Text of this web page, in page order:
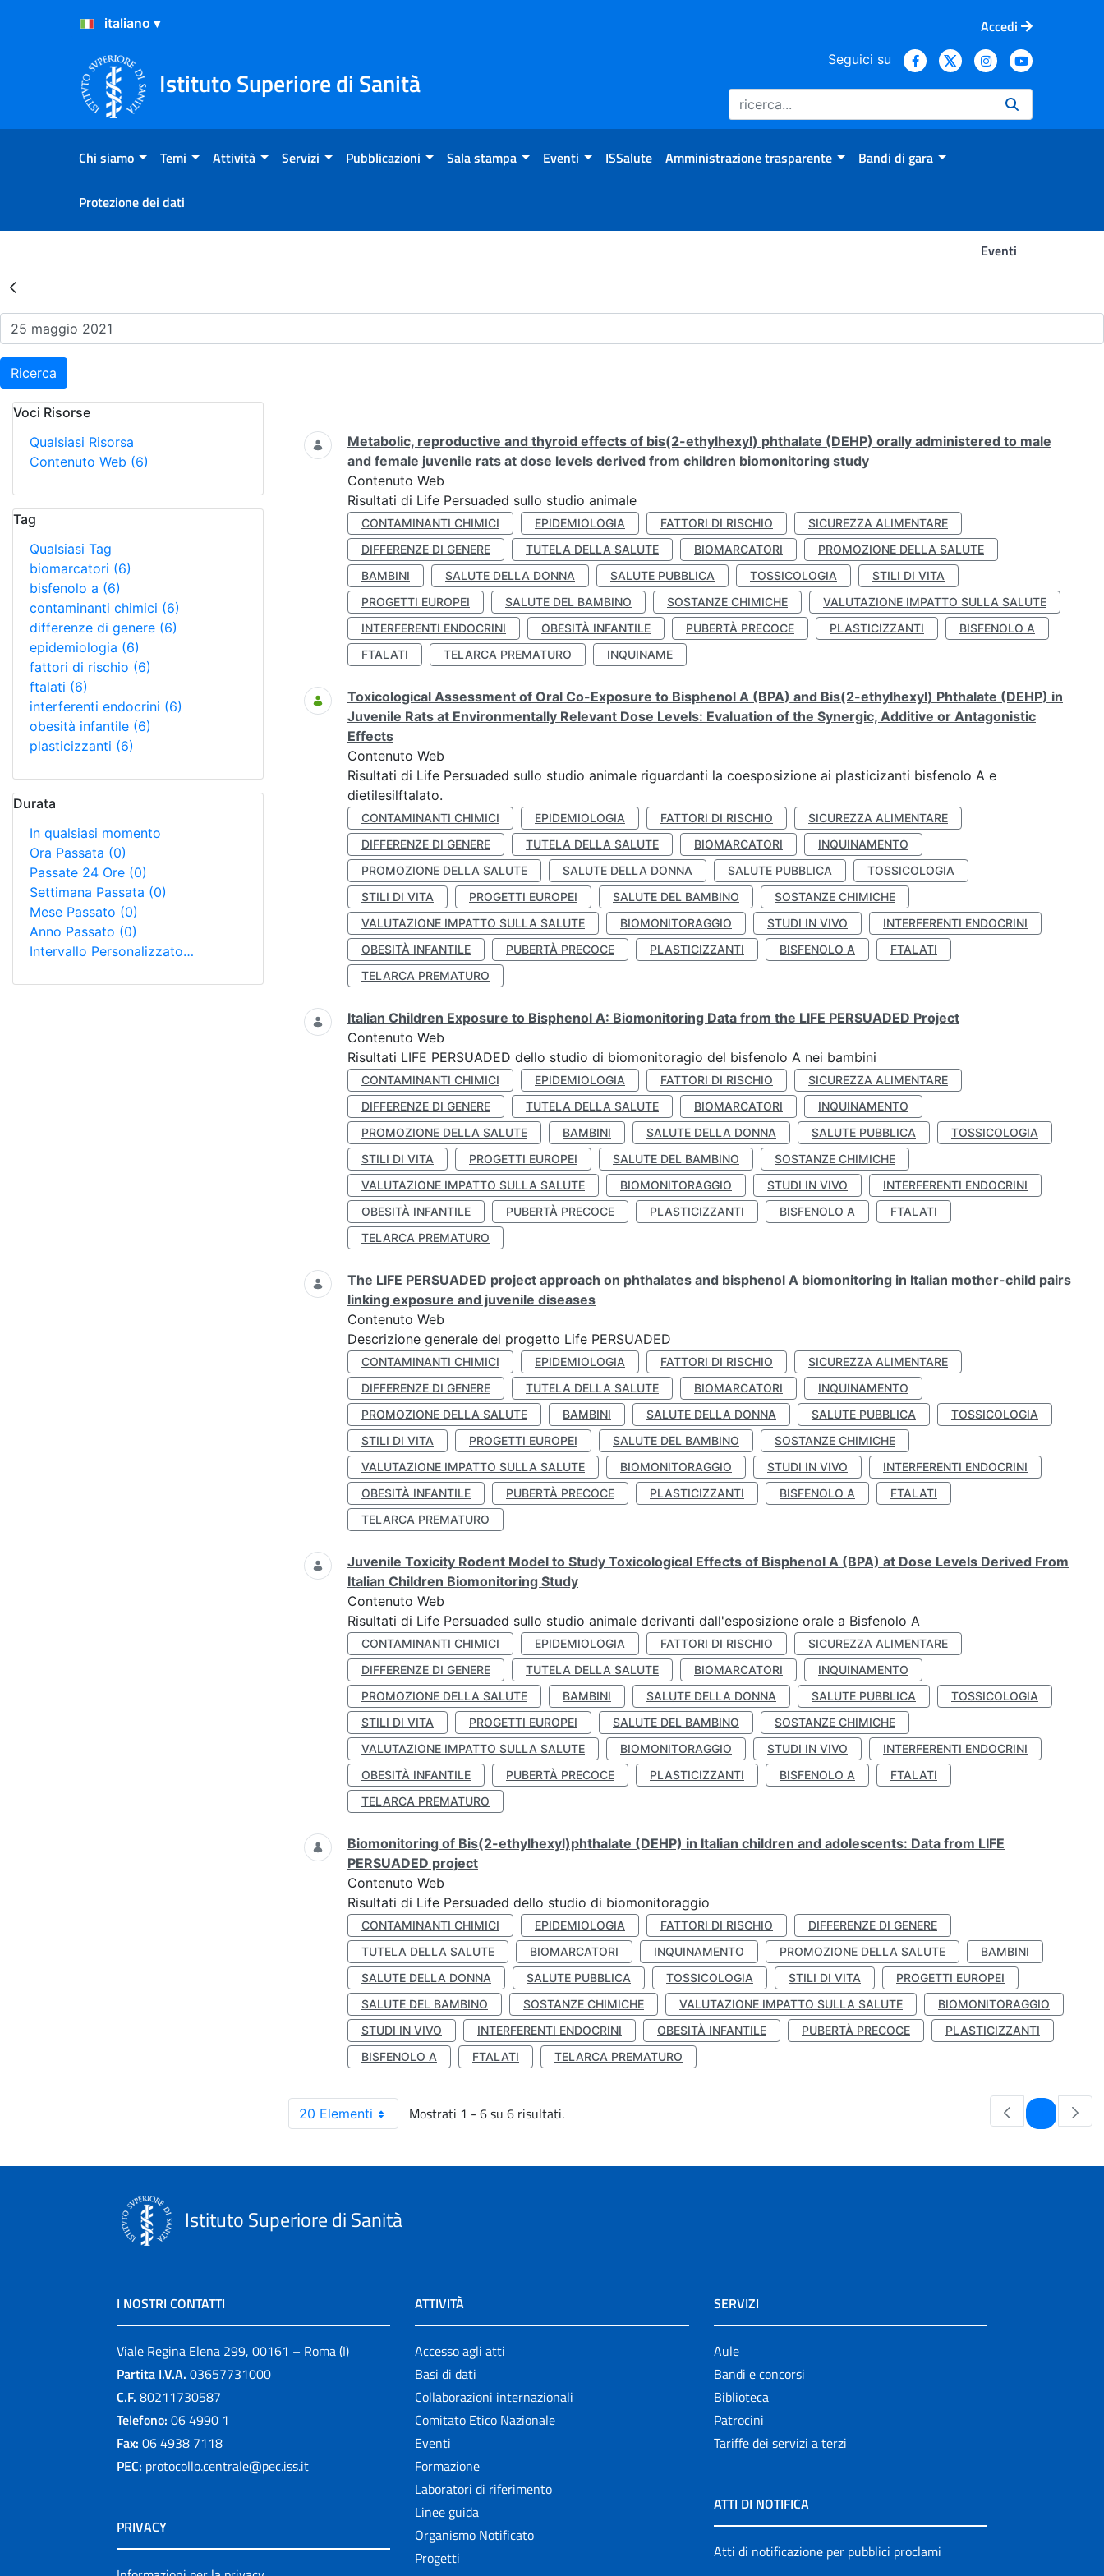
Salta al Contenuto
Salta al Footer
Accedi
Istituto Superiore di Sanità
Seguici su
Chi siamo Temi Attività Servizi Pubblicazioni Sala stampa Eventi ISSalute Amministrazione trasparente Bandi di gara
Protezione dei dati
Eventi
Risultati della Ricerca - Eventi
Ricerca
Voci Risorse
Qualsiasi Risorsa
Contenuto Web (6)
Tag
Qualsiasi Tag
biomarcatori (6)
bisfenolo a (6)
contaminanti chimici (6)
differenze di genere (6)
epidemiologia (6)
fattori di rischio (6)
ftalati (6)
interferenti endocrini (6)
obesità infantile (6)
plasticizzanti (6)
Durata
In qualsiasi momento
Ora Passata (0)
Passate 24 Ore (0)
Settimana Passata (0)
Mese Passato (0)
Anno Passato (0)
Intervallo Personalizzato…
Ricerca
Metabolic, reproductive and thyroid effects of bis(2-ethylhexyl) phthalate (DEHP) orally administered to male
and female juvenile rats at dose levels derived from children biomonitoring study
Contenuto Web
Risultati di Life Persuaded sullo studio animale
CONTAMINANTI CHIMICI EPIDEMIOLOGIA FATTORI DI RISCHIO
SICUREZZA ALIMENTARE
DIFFERENZE DI GENERE
TUTELA DELLA SALUTE BIOMARCATORI
PROMOZIONE DELLA SALUTE
BAMBINI
SALUTE DELLA DONNA SALUTE PUBBLICA TOSSICOLOGIA
STILI DI VITA
PROGETTI EUROPEI
SALUTE DEL BAMBINO SOSTANZE CHIMICHE
VALUTAZIONE IMPATTO SULLA SALUTE
INTERFERENTI ENDOCRINI
OBESITÀ INFANTILE PUBERTÀ PRECOCE PLASTICIZZANTI
BISFENOLO A
FTALATI
TELARCA PREMATURO INQUINAME
Toxicological Assessment of Oral Co-Exposure to Bisphenol A (BPA) and Bis(2-ethylhexyl) Phthalate (DEHP) in
Juvenile Rats at Environmentally Relevant Dose Levels: Evaluation of the Synergic, Additive or Antagonistic
Effects
Contenuto Web
Risultati di Life Persuaded sullo studio animale riguardanti la coesposizione ai plasticizanti bisfenolo A e
dietilesilftalato.
CONTAMINANTI CHIMICI EPIDEMIOLOGIA FATTORI DI RISCHIO
SICUREZZA ALIMENTARE
DIFFERENZE DI GENERE
TUTELA DELLA SALUTE BIOMARCATORI
INQUINAMENTO
PROMOZIONE DELLA SALUTE
SALUTE DELLA DONNA SALUTE PUBBLICA
TOSSICOLOGIA
STILI DI VITA
PROGETTI EUROPEI SALUTE DEL BAMBINO
SOSTANZE CHIMICHE
VALUTAZIONE IMPATTO SULLA SALUTE
BIOMONITORAGGIO STUDI IN VIVO
INTERFERENTI ENDOCRINI
OBESITÀ INFANTILE
PUBERTÀ PRECOCE PLASTICIZZANTI BISFENOLO A
FTALATI
TELARCA PREMATURO
Italian Children Exposure to Bisphenol A: Biomonitoring Data from the LIFE PERSUADED Project
Contenuto Web
Risultati LIFE PERSUADED dello studio di biomonitoragio del bisfenolo A nei bambini
CONTAMINANTI CHIMICI EPIDEMIOLOGIA FATTORI DI RISCHIO
SICUREZZA ALIMENTARE
DIFFERENZE DI GENERE
TUTELA DELLA SALUTE BIOMARCATORI
INQUINAMENTO
PROMOZIONE DELLA SALUTE
BAMBINI SALUTE DELLA DONNA SALUTE PUBBLICA
TOSSICOLOGIA
STILI DI VITA
PROGETTI EUROPEI SALUTE DEL BAMBINO
SOSTANZE CHIMICHE
VALUTAZIONE IMPATTO SULLA SALUTE
BIOMONITORAGGIO STUDI IN VIVO
INTERFERENTI ENDOCRINI
OBESITÀ INFANTILE
PUBERTÀ PRECOCE PLASTICIZZANTI BISFENOLO A
FTALATI
TELARCA PREMATURO
The LIFE PERSUADED project approach on phthalates and bisphenol A biomonitoring in Italian mother-child pairs
linking exposure and juvenile diseases
Contenuto Web
Descrizione generale del progetto Life PERSUADED
CONTAMINANTI CHIMICI EPIDEMIOLOGIA FATTORI DI RISCHIO
SICUREZZA ALIMENTARE
DIFFERENZE DI GENERE
TUTELA DELLA SALUTE BIOMARCATORI
INQUINAMENTO
PROMOZIONE DELLA SALUTE
BAMBINI SALUTE DELLA DONNA SALUTE PUBBLICA
TOSSICOLOGIA
STILI DI VITA
PROGETTI EUROPEI SALUTE DEL BAMBINO
SOSTANZE CHIMICHE
VALUTAZIONE IMPATTO SULLA SALUTE
BIOMONITORAGGIO STUDI IN VIVO
INTERFERENTI ENDOCRINI
OBESITÀ INFANTILE
PUBERTÀ PRECOCE PLASTICIZZANTI BISFENOLO A
FTALATI
TELARCA PREMATURO
Juvenile Toxicity Rodent Model to Study Toxicological Effects of Bisphenol A (BPA) at Dose Levels Derived From
Italian Children Biomonitoring Study
Contenuto Web
Risultati di Life Persuaded sullo studio animale derivanti dall'esposizione orale a Bisfenolo A
CONTAMINANTI CHIMICI EPIDEMIOLOGIA FATTORI DI RISCHIO
SICUREZZA ALIMENTARE
DIFFERENZE DI GENERE
TUTELA DELLA SALUTE BIOMARCATORI
INQUINAMENTO
PROMOZIONE DELLA SALUTE
BAMBINI SALUTE DELLA DONNA SALUTE PUBBLICA
TOSSICOLOGIA
STILI DI VITA
PROGETTI EUROPEI SALUTE DEL BAMBINO
SOSTANZE CHIMICHE
VALUTAZIONE IMPATTO SULLA SALUTE
BIOMONITORAGGIO STUDI IN VIVO
INTERFERENTI ENDOCRINI
OBESITÀ INFANTILE
PUBERTÀ PRECOCE PLASTICIZZANTI BISFENOLO A
FTALATI
TELARCA PREMATURO
Biomonitoring of Bis(2-ethylhexyl)phthalate (DEHP) in Italian children and adolescents: Data from LIFE
PERSUADED project
Contenuto Web
Risultati di Life Persuaded dello studio di biomonitoraggio
CONTAMINANTI CHIMICI EPIDEMIOLOGIA FATTORI DI RISCHIO
DIFFERENZE DI GENERE
TUTELA DELLA SALUTE
BIOMARCATORI INQUINAMENTO PROMOZIONE DELLA SALUTE
BAMBINI
SALUTE DELLA DONNA
SALUTE PUBBLICA TOSSICOLOGIA STILI DI VITA
PROGETTI EUROPEI
SALUTE DEL BAMBINO
SOSTANZE CHIMICHE VALUTAZIONE IMPATTO SULLA SALUTE
BIOMONITORAGGIO
STUDI IN VIVO
INTERFERENTI ENDOCRINI OBESITÀ INFANTILE PUBERTÀ PRECOCE
PLASTICIZZANTI
BISFENOLO A
FTALATI TELARCA PREMATURO
20 Elementi Mostrati 1 - 6 su 6 risultati. Pagina
Istituto Superiore di Sanità
I NOSTRI CONTATTI
Viale Regina Elena 299, 00161 – Roma (I)
Partita I.V.A. 03657731000
C.F. 80211730587
Telefono: 06 4990 1
Fax: 06 4938 7118
PEC: protocollo.centrale@pec.iss.it
PRIVACY
ATTIVITÀ
Accesso agli atti
Basi di dati
Collaborazioni internazionali
Comitato Etico Nazionale
Eventi
Formazione
Laboratori di riferimento
Linee guida
Organismo Notificato
Progetti
SERVIZI
Aule
Bandi e concorsi
Biblioteca
Patrocini
Tariffe dei servizi a terzi
ATTI DI NOTIFICA
Atti di notificazione per pubblici proclami